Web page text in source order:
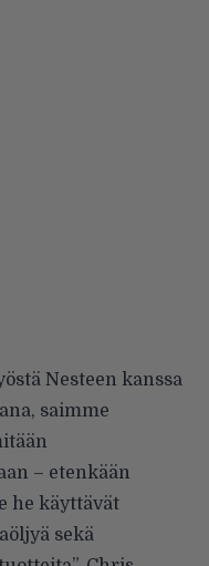
Nesteen kanssa
saimme
– etenkään
he käyttävät
sekä